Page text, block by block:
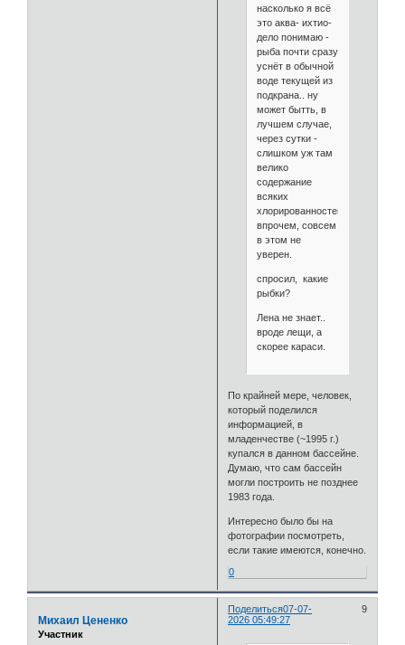
насколько я всё
это аква- ихтио-
дело понимаю -
рыба почти сразу
уснёт в обычной
воде текущей из
подкрана.. ну
может бытть, в
лучшем случае,
через сутки -
слишком уж там
велико
содержание
всяких
хлорированностей.
впрочем, совсем
в этом не
уверен.
спросил, какие
рыбки?
Лена не знает..
вроде лещи, а
скорее караси.
По крайней мере, человек,
который поделился
информацией, в
младенчестве (~1995 г.)
купался в данном бассейне.
Думаю, что сам бассейн
могли построить не позднее
1983 года.
Интересно было бы на
фотографии посмотреть,
если такие имеются, конечно.
0
Поделиться 9
07-07-
2026 05:49:27
Михаил Цененко
Участник